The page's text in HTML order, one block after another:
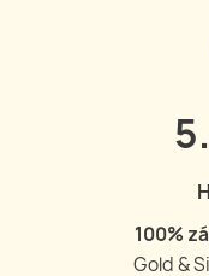
100%
Gold &